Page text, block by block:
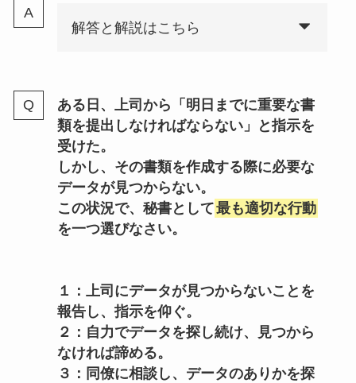
解答と解説はこちら
ある日、上司から「明日までに重要な書
類を提出しなければならない」と指示を
受けた。
しかし、その書類を作成する際に必要な
データが見つからない。
この状況で、秘書として最も適切な行動
を一つ選びなさい。
１：上司にデータが見つからないことを
報告し、指示を仰ぐ。
２：自力でデータを探し続け、見つから
なければ諦める。
３：同僚に相談し、データのありかを探